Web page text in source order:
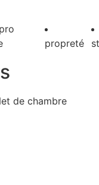
propreté
de chambre